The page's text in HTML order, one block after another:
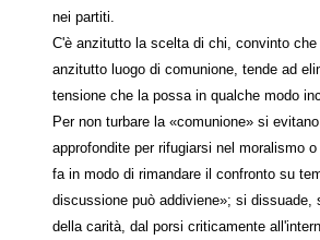
nei partiti.
C'è anzitutto la scelta di chi, convinto
anzitutto luogo di comunione, tende ad
tensione che la possa in qualche modo
Per non turbare la «comunione» si
approfondite per rifugiarsi nel moralismo
fa in modo di rimandare il confronto su
discussione può addiviene»; si dissuade,
della carità, dal porsi criticamente